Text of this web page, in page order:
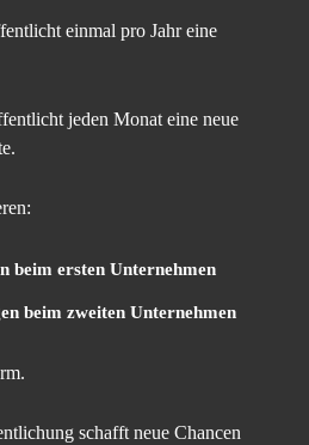
einmal pro Jahr eine
jeden Monat eine neue
beim ersten Unternehmen
beim zweiten Unternehmen
schafft neue Chancen